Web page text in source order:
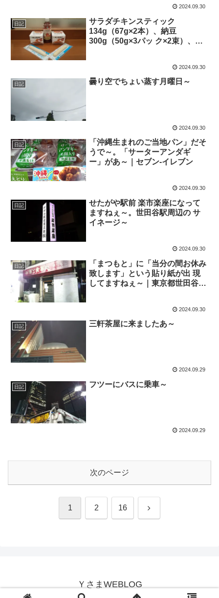
2024.09.30
日記
サラダチキンスティック
134g（67g×2本）、納豆
300g（50g×3パッ ク×2束）、ル
2024.09.30
日記 曇り空でちょい蒸す月曜日～
2024.09.30
日記
「沖縄生まれのご当地パン」だそ
うで～。「サーターアンダギ
ー」があ～｜セブン-イレブン
2024.09.30
日記
せたがや駅前 楽市楽座になって
ますねぇ～。世田谷駅周辺の サ
イネージ～
2024.09.30
日記
「まつもと」に「当分の間お休み
致します」という貼り紙が出 現
してますねぇ～｜東京都世田谷区
2024.09.30
日記 三軒茶屋に来ましたあ～
2024.09.29
日記 フツーにバスに乗車～
2024.09.29
次のページ
1 2 16 次
ＹさまWEBLOG